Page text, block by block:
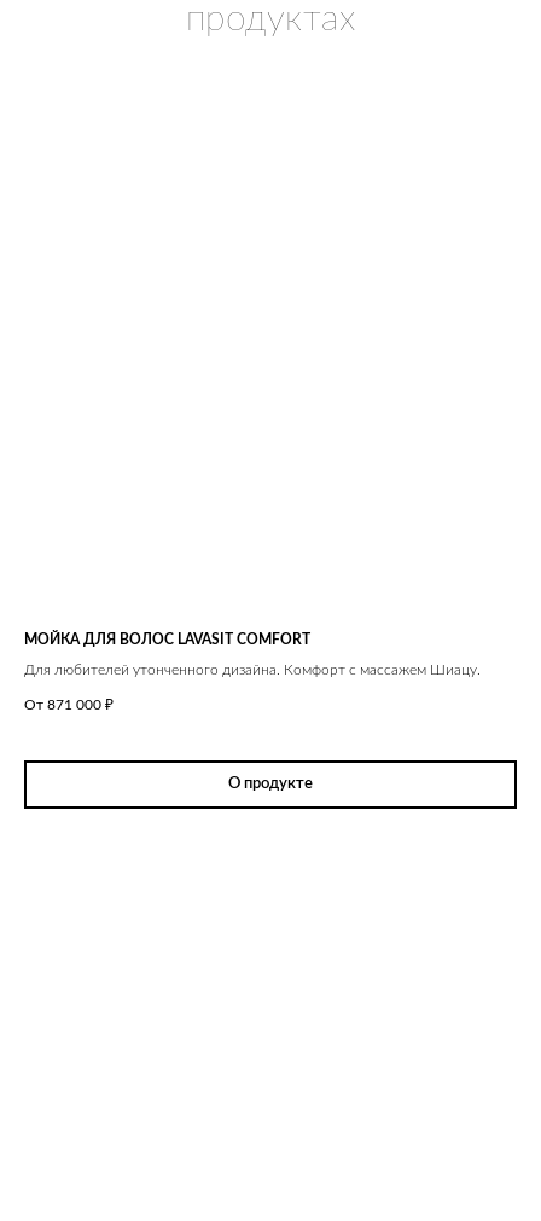
продуктах
МОЙКА ДЛЯ ВОЛОС LAVASIT COMFORT
Для любителей утонченного дизайна. Комфорт с массажем Шиацу.
От 871 000 ₽
О продукте